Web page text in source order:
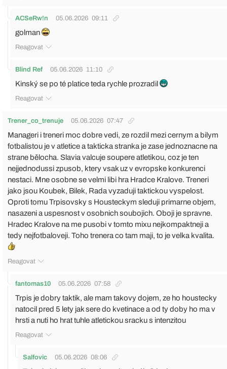
ACSeRw!n 05.06.2026 09:11
golman
Reagovat
Blind Ref 05.06.2026 11:10
Kinský se po té platice teda rychle prozradil
Reagovat
Trener_co_trenuje 05.06.2026 07:47
Manageri i treneri moc dobre vedi, ze rozdil mezi cernym a bilym
fotbalistou je v atletice a takticka stranka je zase jednoznacne na
strane bělocha. Slavia valcuje soupere atletikou, coz je ten
nejjednodussi zpusob, ktery vsak uz v evropske konkurenci
nestaci. Mne osobne se velmi libi hra Hradce Kralove. Treneri
jako jsou Koubek, Bilek, Rada vyzaduji taktickou vyspelost.
Oproti tomu Trpisovsky s Housteckym sleduji primarne objem,
nasazeni a uspesnost v osobnich soubojich. Oboji je spravne.
Hradec Kralove na me pusobi v tomto mixu nejkompaktneji a
tedy nejfotbaloveji. Toho trenera co tam maji, to je velka kvalita.
Reagovat
fantomas10 05.06.2026 07:58
Trpis je dobry taktik, ale mam takovy dojem, ze ho houstecky
natocil pred 5 lety jak sere do kvetinace a od ty doby ho ma v
hrsti a nuti ho hrat tuhle atletickou sracku s intenzitou
Reagovat
Salfovic 05.06.2026 08:06